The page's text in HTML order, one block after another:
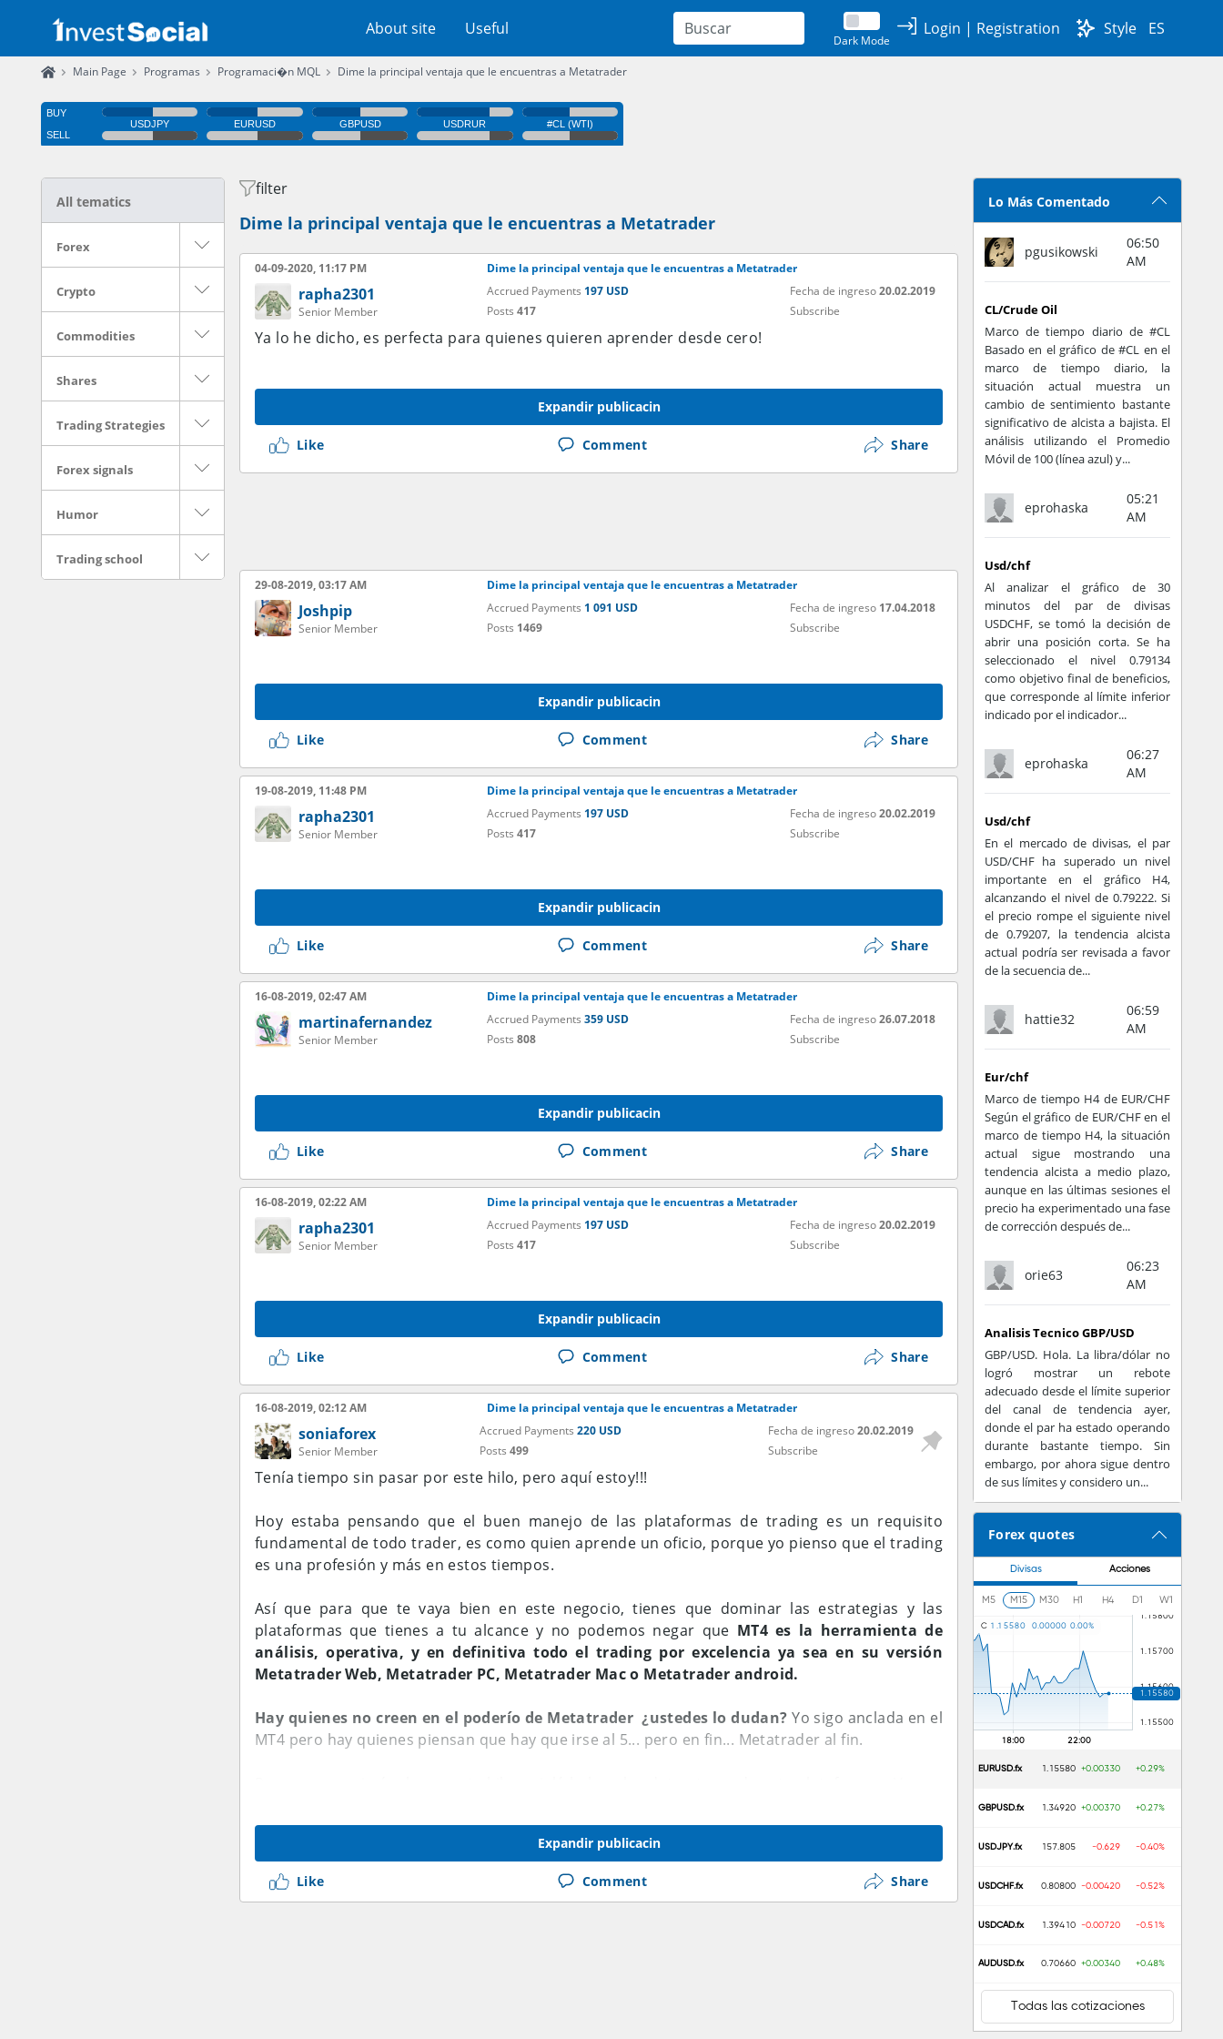
About site Useful
Dark Mode
Login | Registration Style ES
Main Page Programas Programaci�n MQL Dime la principal ventaja que le encuentras a Metatrader
All tematics
Forex
Crypto
Commodities
Shares
Trading Strategies
Forex signals
Humor
Trading school
filter
Dime la principal ventaja que le encuentras a Metatrader
04-09-2020, 11:17 PM Dime la principal ventaja que le encuentras a Metatrader
rapha2301
Senior Member
Accrued Payments 197 USD
Posts 417
Fecha de ingreso20.02.2019
Subscribe
Ya lo he dicho, es perfecta para quienes quieren aprender desde cero!
Expandir publicacin
Like Comment Share
29-08-2019, 03:17 AM Dime la principal ventaja que le encuentras a Metatrader
Joshpip
Senior Member
Accrued Payments 1 091 USD
Posts 1469
Fecha de ingreso 17.04.2018
Subscribe
Expandir publicacin
Like Comment Share
19-08-2019, 11:48 PM Dime la principal ventaja que le encuentras a Metatrader
rapha2301
Senior Member
Accrued Payments 197 USD
Posts 417
Fecha de ingreso20.02.2019
Subscribe
Expandir publicacin
Like Comment Share
16-08-2019, 02:47 AM Dime la principal ventaja que le encuentras a Metatrader
martinafernandez
Senior Member
Accrued Payments 359 USD
Posts 808
Fecha de ingreso26.07.2018
Subscribe
Expandir publicacin
Like Comment Share
16-08-2019, 02:22 AM Dime la principal ventaja que le encuentras a Metatrader
rapha2301
Senior Member
Accrued Payments 197 USD
Posts 417
Fecha de ingreso20.02.2019
Subscribe
Expandir publicacin
Like Comment Share
16-08-2019, 02:12 AM Dime la principal ventaja que le encuentras a Metatrader
soniaforex
Senior Member
Accrued Payments 220 USD
Posts 499
Fecha de ingreso20.02.2019
Subscribe
Tenía tiempo sin pasar por este hilo, pero aquí estoy!!!
Hoy estaba pensando que el buen manejo de las plataformas de trading es un requisito
fundamental de todo trader, es como quien aprende un oficio, porque yo pienso que el trading
es una profesión y más en estos tiempos.
Así que para que te vaya bien en este negocio, tienes que dominar las estrategias y las
plataformas que tienes a tu alcance y no podemos negar que MT4 es la herramienta de
análisis, operativa, y en definitiva todo el trading por excelencia ya sea en su versión
Metatrader Web, Metatrader PC, Metatrader Mac o Metatrader android.
Hay quienes no creen en el poderío de Metatrader ¿ustedes lo dudan?Yo sigo anclada en el
MT4 pero hay quienes piensan que hay que irse al 5... pero en fin... Metatrader al fin.
¿me ayudan? Los leo en los comentarios!!!Expandir publicacin
Like Comment Share
Lo Más Comentado
pgusikowski
06:50
AM
CL/Crude Oil
Marco de tiempo diario de #CL
Basado en el gráfico de #CL en el
marco de tiempo diario, la
situación actual muestra un
cambio de sentimiento bastante
significativo de alcista a bajista. El
análisis utilizando el Promedio
Móvil de 100 (línea azul) y...
eprohaska
05:21
AM
Usd/chf
Al analizar el gráfico de 30
minutos del par de divisas
USDCHF, se tomó la decisión de
abrir una posición corta. Se ha
seleccionado el nivel 0.79134
como objetivo final de beneficios,
que corresponde al límite inferior
indicado por el indicador...
eprohaska
06:27
AM
Usd/chf
En el mercado de divisas, el par
USD/CHF ha superado un nivel
importante en el gráfico H4,
alcanzando el nivel de 0.79222. Si
el precio rompe el siguiente nivel
de 0.79207, la tendencia alcista
actual podría ser revisada a favor
de la secuencia de...
hattie32
06:59
AM
Eur/chf
Marco de tiempo H4 de EUR/CHF
Según el gráfico de EUR/CHF en el
marco de tiempo H4, la situación
actual sigue mostrando una
tendencia alcista a medio plazo,
aunque en las últimas sesiones el
precio ha experimentado una fase
de corrección después de...
orie63
06:23
AM
Analisis Tecnico GBP/USD
GBP/USD. Hola. La libra/dólar no
logró mostrar un rebote
adecuado desde el límite superior
del canal de tendencia ayer,
donde el par ha estado operando
durante bastante tiempo. Sin
embargo, por ahora sigue dentro
de sus límites y considero un...
Forex quotes
Divisas Acciones
M5 M15 M30 H1 H4 D1 W1
C 1 .1 5580 0.00000 0.00%
EURUSD.fx 1.15580 +0.00330 +0.29%
GBPUSD.fx 1.34920 +0.00370 +0.27%
USDJPY.fx 157.805 -0.629 -0.40%
USDCHF.fx 0.80800 -0.00420 -0.52%
USDCAD.fx 1.39410 -0.00720 -0.51%
AUDUSD.fx 0.70660 +0.00340 +0.48%
Todas las cotizaciones